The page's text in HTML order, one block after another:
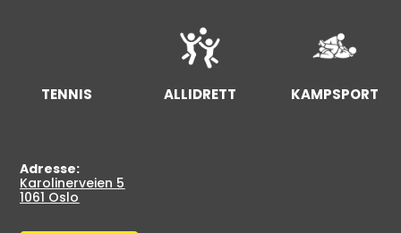
TENNIS ALLIDRETT KAMPSPORT
Adresse:
Karolinerveien 5
1061 Oslo